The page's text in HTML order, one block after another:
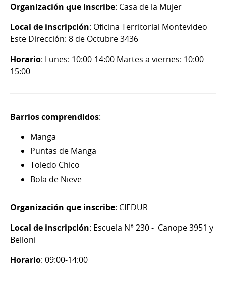
Organización que inscribe: Casa de la Mujer
Local de inscripción: Oficina Territorial Montevideo
Este Dirección: 8 de Octubre 3436
Horario: Lunes: 10:00-14:00 Martes a viernes: 10:00-
15:00
Barrios comprendidos:
Manga
Puntas de Manga
Toledo Chico
Bola de Nieve
Organización que inscribe: CIEDUR
Local de inscripción: Escuela N° 230 - Canope 3951 y
Belloni
Horario: 09:00-14:00